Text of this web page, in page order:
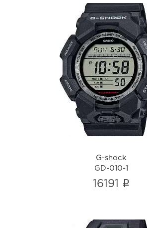
G-shock
GD-010-1
i
G-shock
GD-010-1
16191 i